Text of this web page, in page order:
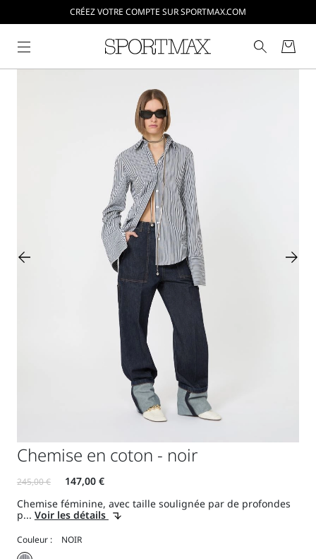
CRÉEZ VOTRE COMPTE SUR SPORTMAX.COM
Chemise en coton - noir
Chemise féminine, avec taille soulignée par de profondes
p... Voir les détails
Couleur :